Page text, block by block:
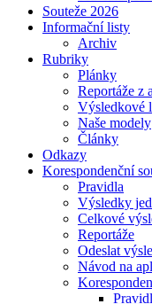
Souteže 2026
Informační listy
Archiv
Rubriky
Plánky
Reportáže z
Výsledkové
Naše modely
Články
Odkazy
Korespondenční
Pravidla
Výsledky
Celkové
Reportáže
Odeslat
Návod na